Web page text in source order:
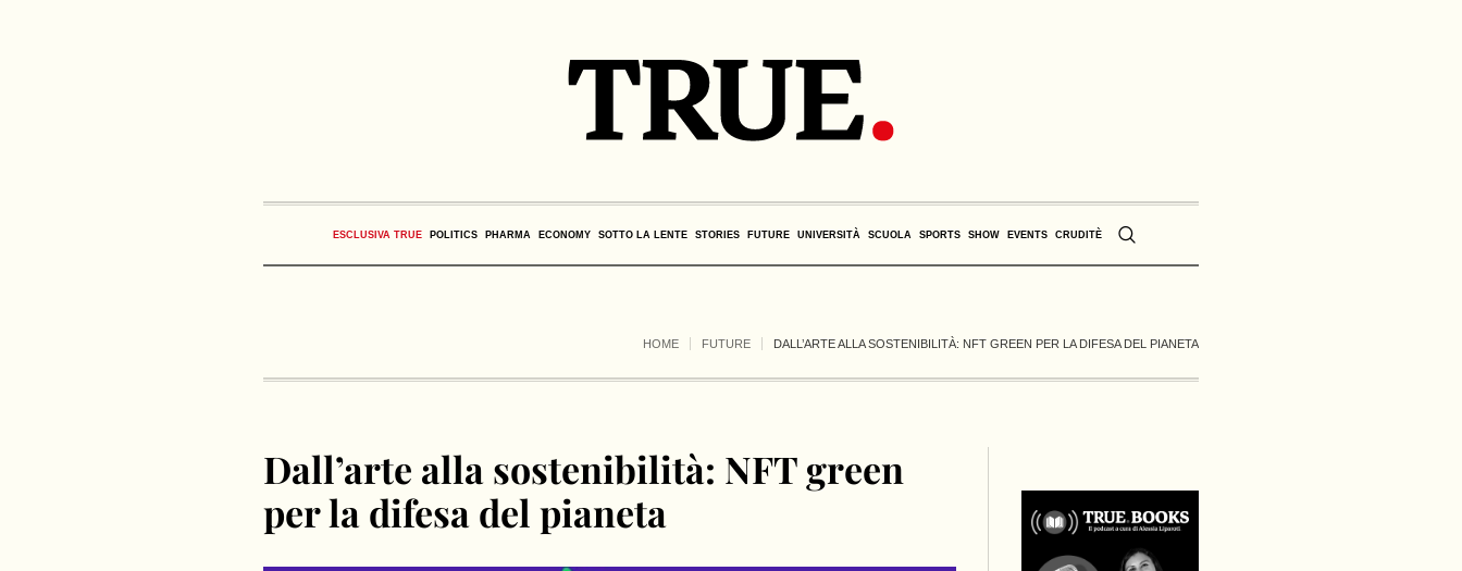
ESCLUSIVA TRUE POLITICS PHARMA ECONOMY SOTTO LA LENTE STORIES FUTURE UNIVERSITÀ SCUOLA SPORTS SHOW EVENTS CRUDITÈ
HOME FUTURE DALL’ARTE ALLA SOSTENIBILITÀ: NFT GREEN PER LA DIFESA DEL PIANETA
Dall’arte alla sostenibilità: NFT green
per la difesa del pianeta